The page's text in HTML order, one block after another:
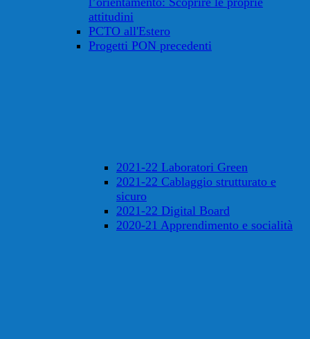
attitudini
PCTO all'Estero
Progetti PON precedenti
2021-22 Laboratori Green
2021-22 Cablaggio strutturato e
sicuro
2021-22 Digital Board
2020-21 Apprendimento e socialità